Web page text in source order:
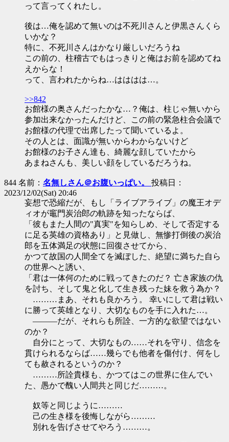
って言ってくれたし。
後は…俺を認めて無いのは不死川さんと伊黒さんくら
いかな？
特に、不死川さんはかなり厳しいだろうね
この前の、柱稽古でもはっきりと俺はお前を認めてね
えからな！
って、言われたからね…はははは…。
>>842
お館様の奥さんだったかな…？俺は、柱じゃ無いから
参加出来なかったんだけど、この前の緊急柱合会議で
お館様の代理で出席したって聞いているよ。
その人とは、面識が無いからわからないけど
お館様のお子さん達も、綺麗な顔していたから
あまねさんも、美しい顔をしているだろうね。
844 名前： 名無しさん＠お腹いっぱい。 投稿日：
2023/12/02(Sat) 20:46
妄想で恐縮だが、もし「ライブアライブ」の魔王オデ
ィオが竈門炭治郎の軌跡を知ったならば、
「彼もまた人間の"真実"を知らしめ、そして否定する
に足る英雄の資格あり」と見做し、無惨打倒後の炭治
郎を五体満足の状態に回復させてから、
かつて故国の人間全てを滅ぼした、絶望に満ちた自ら
の世界へと誘い、
「君は一体何のために戦ってきたのだ？ 亡き家族の仇
を討ち、そして鬼と化して生き残った妹を救う為か？
………まあ、それも良かろう。 幸いにして君は戦い
に勝って英雄となり、大切なものを手に入れた…。
―――だが、それらも所詮、一方的な欲望ではない
のか？
自分にとって、大切なもの……それを守り、信念を
貫けられるならば……幾らでも他者を傷付け、何をし
ても赦されるというのか？
………所詮貴様も、かつてはこの世界に住んでい
た、愚かで醜い人間共と同じだ………。
奴等と同じように………
己の生き様を後悔しながら………
別れを告げさせてやろう………。